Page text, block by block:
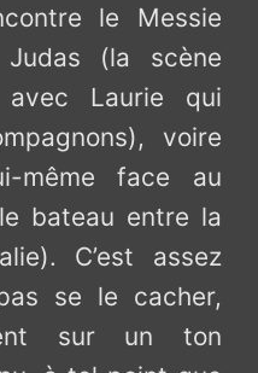
le Messie
Judas (la scène
Laurie qui
voire
même face au
bateau entre la
C’est assez
se le cacher,
sur un ton